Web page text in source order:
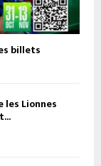
billets
les Lionnes